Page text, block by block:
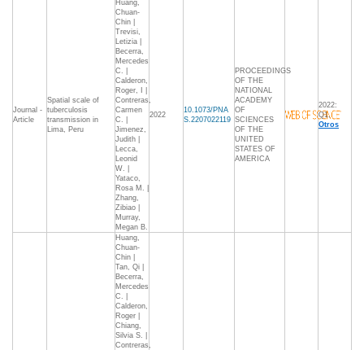
Journal -
Article
Spatial scale of
tuberculosis
transmission in
Lima, Peru
Huang,
Chuan-
Chin |
Trevisi,
Letizia |
Becerra,
Mercedes
C. |
Calderon,
Roger, I |
Contreras,
Carmen
C. |
Jimenez,
Judith |
Lecca,
Leonid
W. |
Yataco,
Rosa M. |
Zhang,
Zibiao |
Murray,
Megan B.
2022
10.1073/PNA
S.2207022119
PROCEEDINGS
OF THE
NATIONAL
ACADEMY
OF
SCIENCES
OF THE
UNITED
STATES OF
AMERICA
2022:
Q1,
Otros
Huang,
Chuan-
Chin |
Tan, Qi |
Becerra,
Mercedes
C. |
Calderon,
Roger |
Chiang,
Silvia S. |
Contreras,